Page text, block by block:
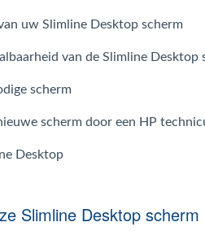
uw Slimline Desktop scherm
van de Slimline Desktop
scherm
scherm door een HP
Desktop
Slimline Desktop